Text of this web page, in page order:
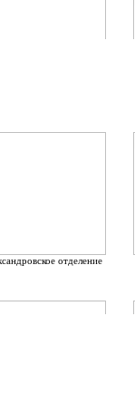
Однако
отделение